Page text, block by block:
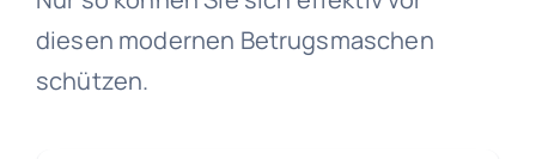
diesen modernen Betrugsmaschen
schützen.